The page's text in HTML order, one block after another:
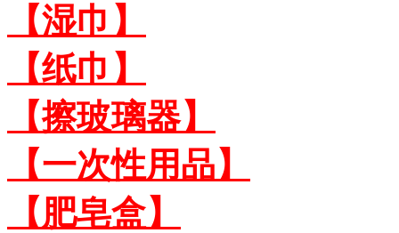
【湿巾】
【纸巾】
【擦玻璃器】
【一次性用品】
【肥皂盒】